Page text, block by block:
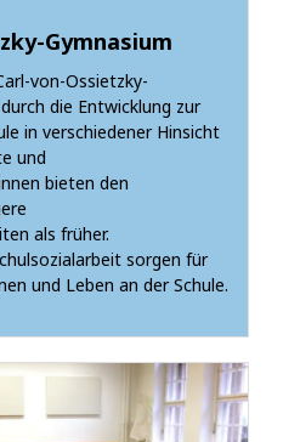
Gymnasium
von-Ossietzky-
die Entwicklung zur
in verschiedener Hinsicht
und
bieten den
als früher.
sorgen für
und Leben an der Schule.